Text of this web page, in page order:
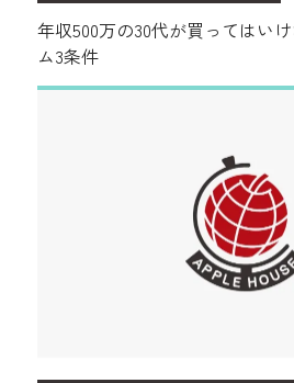
年収500万の30代が買ってはい
ム3条件